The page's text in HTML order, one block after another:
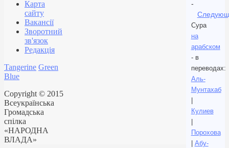
-
Сура
на
арабском
- в
переводах:
Аль-
Мунтахаб
Кулиев
Порохова
Абу-
Карта
сайту
Вакансії
Зворотний
зв'язок
Редакція
Tangerine Green
Blue
Copyright © 2015
Всеукраїнська
Громадська
спілка
«НАРОДНА
ВЛАДА»